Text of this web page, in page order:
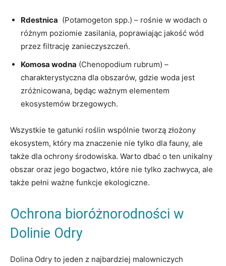
Rdestnica ⁢ (Potamogeton spp.) – rośnie w ‍wodach‌ o
⁣różnym poziomie​ zasilania, poprawiając jakość wód
przez filtrację ⁣zanieczyszczeń.
Komosa wodna (Chenopodium rubrum) –
charakterystyczna dla‌ obszarów, gdzie⁤ woda jest
zróżnicowana, będąc ważnym elementem
ekosystemów ⁣brzegowych.
Wszystkie te gatunki roślin‍ wspólnie tworzą złożony
ekosystem, ⁢który ⁢ma znaczenie‍ nie tylko​ dla ‍fauny,‌ ale
także dla ochrony środowiska. Warto dbać o ⁤ten unikalny
obszar oraz​ jego bogactwo,⁤ które nie tylko‌ zachwyca, ale
także pełni ważne funkcje ekologiczne.
Ochrona bioróżnorodności w
Dolinie ⁤Odry
Dolina ⁢Odry⁢ to jeden z⁤ najbardziej malowniczych